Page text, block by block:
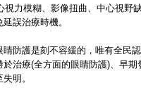
力模糊、影像扭曲、中心視野
誤治療時機。
防護是刻不容緩的，唯有全民
於治療(全方面的眼睛防護)、早期
明。